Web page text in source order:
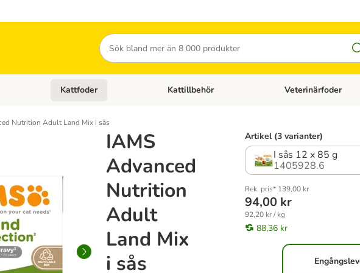
Sök
Hundfoder Open category menu: Hundtillbehör
Kattfoder Open category menu: Kattfoder
Kattillbehör Open category menu:
Veterinärfoder
Nutrition Adult Land Mix i sås
IAMS
Advanced
Nutrition
Adult
Land Mix
i sås
Artikel (3 varianter)
I sås 12 x 85 g
1405928.6
Rek. pris* 139,00 kr
94,00 kr
92,20 kr / kg
88,36 kr